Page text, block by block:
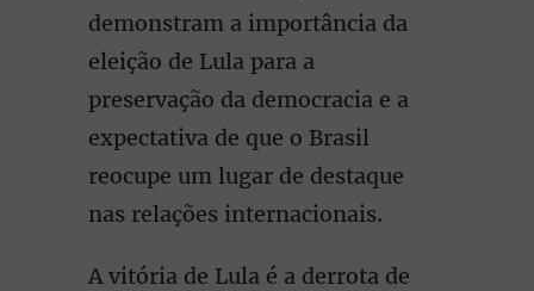
demonstram a importância da
eleição de Lula para a
preservação da democracia e a
expectativa de que o Brasil
reocupe um lugar de destaque
nas relações internacionais.
A vitória de Lula é a derrota de